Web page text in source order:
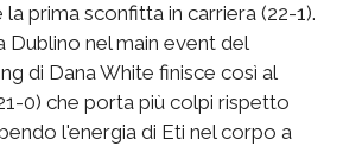
la prima sconfitta in carriera (22-1).
Dublino nel main event del
di Dana White finisce così al
0) che porta più colpi rispetto
l'energia di Eti nel corpo a